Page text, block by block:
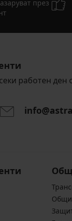
през
работен ден
Общи